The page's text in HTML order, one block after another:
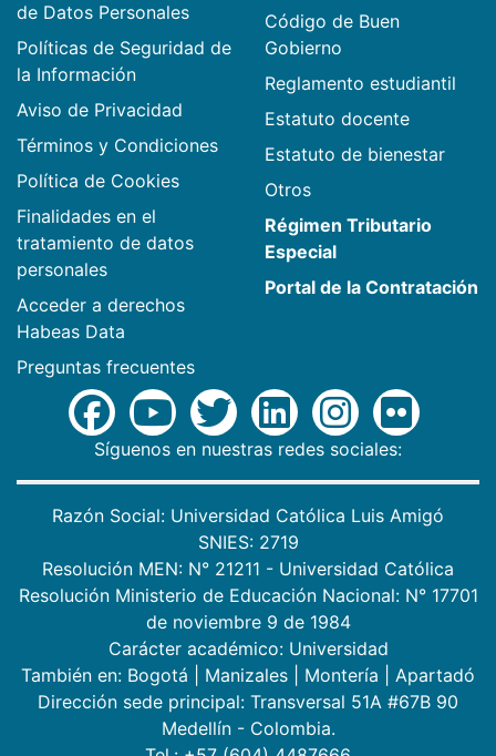
de Datos Personales
Políticas de Seguridad de
la Información
Aviso de Privacidad
Términos y Condiciones
Política de Cookies
Finalidades en el
tratamiento de datos
personales
Acceder a derechos
Habeas Data
Preguntas frecuentes
Código de Buen
Gobierno
Reglamento estudiantil
Estatuto docente
Estatuto de bienestar
Otros
Régimen Tributario
Especial
Portal de la Contratación
Síguenos en nuestras redes sociales:
Razón Social: Universidad Católica Luis Amigó
SNIES: 2719
Resolución MEN: N° 21211 - Universidad Católica
Resolución Ministerio de Educación Nacional: N° 17701
de noviembre 9 de 1984
Carácter académico: Universidad
También en: Bogotá Manizales Montería
Apartadó
Dirección sede principal: Transversal 51A #67B 90
Medellín - Colombia.